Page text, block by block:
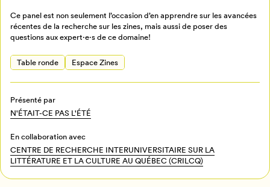
Programmation
Billetterie
Retour à l’accueil
Ce panel est non seulement l’occasion d’en apprendre sur les avancées
récentes de la recherche sur les zines, mais aussi de poser des
questions aux expert·e·s de ce domaine!
Table ronde Espace Zines
Présenté par
N'ÉTAIT-CE PAS L'ÉTÉ
En collaboration avec
CENTRE DE RECHERCHE INTERUNIVERSITAIRE SUR LA
LITTÉRATURE ET LA CULTURE AU QUÉBEC (CRILCQ)
Pour enregistrer vos favoris,
connectez-vous ou créez votre profil
Annuler